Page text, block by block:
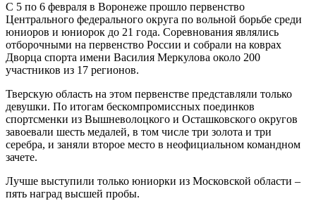
С 5 по 6 февраля в Воронеже прошло первенство
Центрального федерального округа по вольной борьбе среди
юниоров и юниорок до 21 года. Соревнования являлись
отборочными на первенство России и собрали на коврах
Дворца спорта имени Василия Меркулова около 200
участников из 17 регионов.
Тверскую область на этом первенстве представляли только
девушки. По итогам бескомпромиссных поединков
спортсменки из Вышневолоцкого и Осташковского округов
завоевали шесть медалей, в том числе три золота и три
серебра, и заняли второе место в неофициальном командном
зачете.
Лучше выступили только юниорки из Московской области –
пять наград высшей пробы.